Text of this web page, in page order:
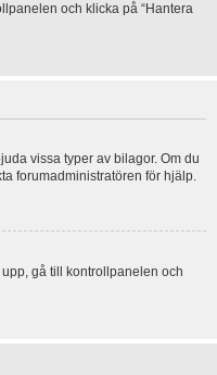
och klicka på “Hantera
vissa typer av bilagor. Om du
forumadministratören för hjälp.
gå till kontrollpanelen och